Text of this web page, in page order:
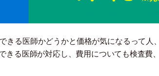
きる医師かどうかと価格が気になるって人
きる医師が対応し、費用についても検査費